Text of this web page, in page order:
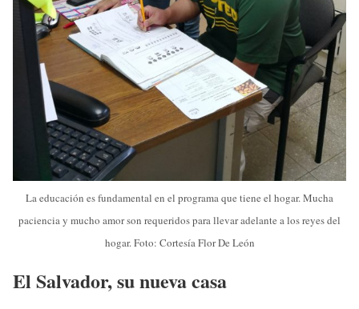
La educación es fundamental en el programa que tiene el hogar. Mucha
paciencia y mucho amor son requeridos para llevar adelante a los reyes del
hogar. Foto: Cortesía Flor De León
El Salvador, su nueva casa